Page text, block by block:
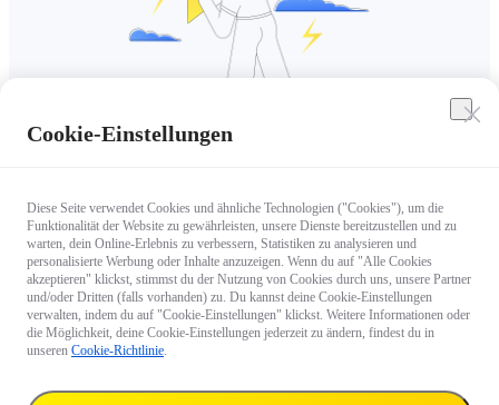
Cookie-Einstellungen
Diese Seite verwendet Cookies und ähnliche Technologien ("Cookies"), um die
Funktionalität der Website zu gewährleisten, unsere Dienste bereitzustellen und zu
warten, dein Online-Erlebnis zu verbessern, Statistiken zu analysieren und
personalisierte Werbung oder Inhalte anzuzeigen. Wenn du auf "Alle Cookies
akzeptieren" klickst, stimmst du der Nutzung von Cookies durch uns, unsere Partner
und/oder Dritten (falls vorhanden) zu. Du kannst deine Cookie-Einstellungen
verwalten, indem du auf "Cookie-Einstellungen" klickst. Weitere Informationen oder
die Möglichkeit, deine Cookie-Einstellungen jederzeit zu ändern, findest du in
unseren Cookie-Richtlinie.